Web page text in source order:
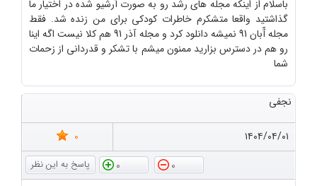
باسلام از اینکه مجله های رشد رو به صورت آرشیو شده در اختیار ما
گذاشتید واقعا متشکرم خاطرات کودکی برای من زنده شد. فقط
مجله آّبان 91 نمیشه دانلود کرد و مجله آذر 91 هم کلا نیست اگه اینا
رو هم در دسترس بزارید ممنون میشم با تشکر و قدردانی از زحمات
شما
نجفی
۱۴۰۴/۰۴/۰۱
0
0
0